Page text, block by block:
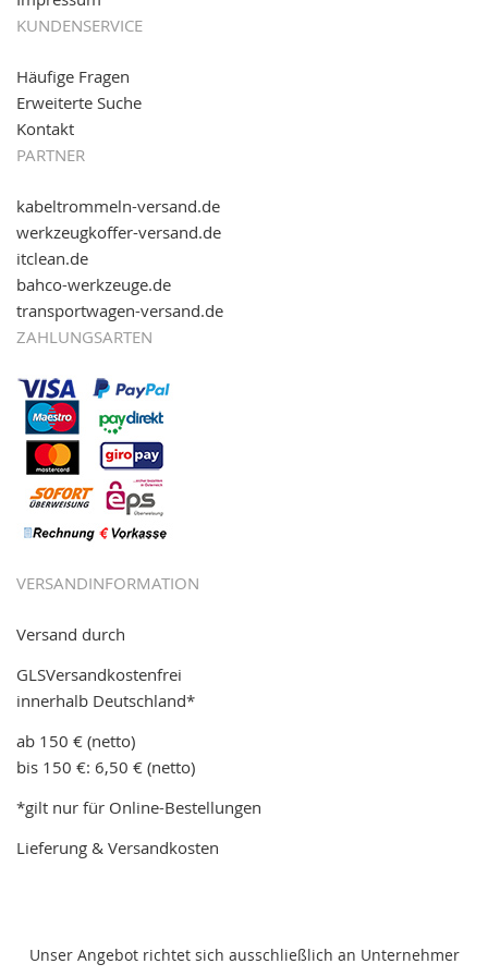
KUNDENSERVICE
Häufige Fragen
Erweiterte Suche
Kontakt
PARTNER
kabeltrommeln-versand.de
werkzeugkoffer-versand.de
itclean.de
bahco-werkzeuge.de
transportwagen-versand.de
ZAHLUNGSARTEN
VERSANDINFORMATION
Versand durch
GLSVersandkostenfrei
innerhalb Deutschland*
ab 150 € (netto)
bis 150 €: 6,50 € (netto)
*gilt nur für Online-Bestellungen
Lieferung & Versandkosten
Unser Angebot richtet sich ausschließlich an Unternehmer